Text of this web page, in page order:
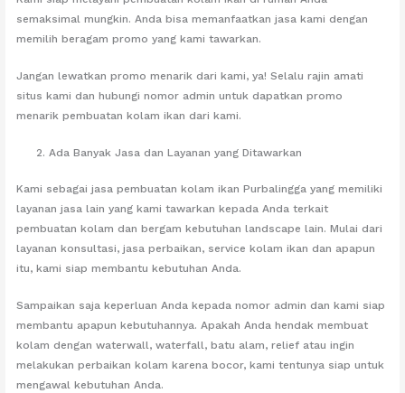
semaksimal mungkin. Anda bisa memanfaatkan jasa kami dengan
memilih beragam promo yang kami tawarkan.
Jangan lewatkan promo menarik dari kami, ya! Selalu rajin amati
situs kami dan hubungi nomor admin untuk dapatkan promo
menarik pembuatan kolam ikan dari kami.
Ada Banyak Jasa dan Layanan yang Ditawarkan
Kami sebagai jasa pembuatan kolam ikan Purbalingga yang memiliki
layanan jasa lain yang kami tawarkan kepada Anda terkait
pembuatan kolam dan bergam kebutuhan landscape lain. Mulai dari
layanan konsultasi, jasa perbaikan, service kolam ikan dan apapun
itu, kami siap membantu kebutuhan Anda.
Sampaikan saja keperluan Anda kepada nomor admin dan kami siap
membantu apapun kebutuhannya. Apakah Anda hendak membuat
kolam dengan waterwall, waterfall, batu alam, relief atau ingin
melakukan perbaikan kolam karena bocor, kami tentunya siap untuk
mengawal kebutuhan Anda.